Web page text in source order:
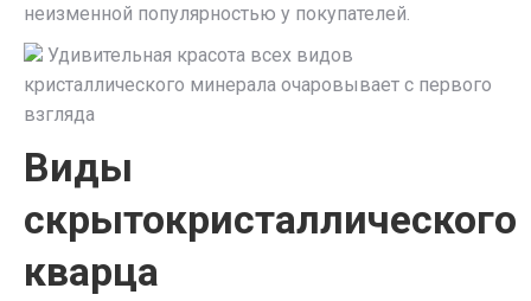
неизменной популярностью у покупателей.
Удивительная красота всех видов
кристаллического минерала очаровывает с первого
взгляда
Виды
скрытокристаллического
кварца